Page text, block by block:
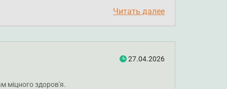
Читать далее
27.04.2026
міцного здоров'я.